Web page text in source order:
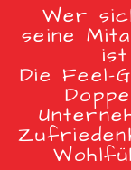
Wer
seine
Die Feel-